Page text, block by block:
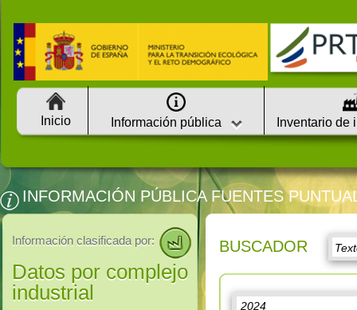
Inicio Información pública Inventario de
INFORMACIÓN PÚBLICA FUENTES
Información clasificada por:
Datos por complejo
industrial
BUSCADOR